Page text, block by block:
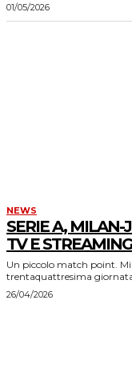
01/05/2026
NEWS
SERIE A, MILAN-
TV E STREAMING
Un piccolo match point.
trentaquattresima
26/04/2026